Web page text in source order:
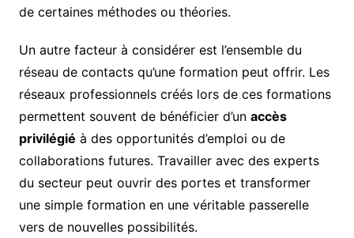
de certaines méthodes ou théories.
Un autre facteur à considérer est l’ensemble du
réseau de contacts qu’une formation peut offrir. Les
réseaux professionnels créés lors de ces formations
permettent souvent de bénéficier d’un accès
privilégié à des opportunités d’emploi ou de
collaborations futures. Travailler avec des experts
du secteur peut ouvrir des portes et transformer
une simple formation en une véritable passerelle
vers de nouvelles possibilités.